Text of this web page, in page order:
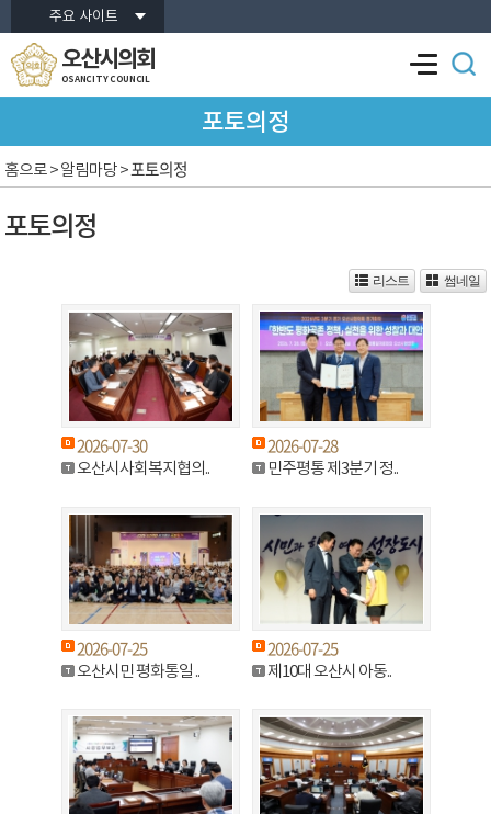
본문바로가기주요 사이트
오산시의회
OSANCITY COUNCIL
포토의정
포토의정
홈으로> 알림마당 >포토의정
리스트 썸네일
2026-07-30
오산시사회복지협의..
2026-07-28
민주평통 제3분기 정..
2026-07-25
오산시민 평화통일 ..
2026-07-25
제10대 오산시 아동..